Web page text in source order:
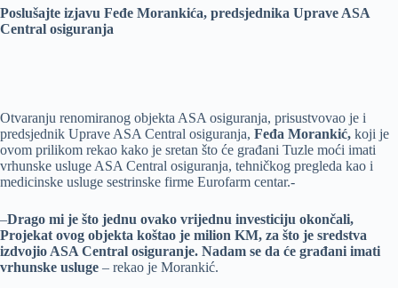
Poslušajte izjavu Feđe Morankića, predsjednika Uprave ASA
Central osiguranja
Otvaranju renomiranog objekta ASA osiguranja, prisustvovao je i
predsjednik Uprave ASA Central osiguranja, Feđa Morankić, koji je
ovom prilikom rekao kako je sretan što će građani Tuzle moći imati
vrhunske usluge ASA Central osiguranja, tehničkog pregleda kao i
medicinske usluge sestrinske firme Eurofarm centar.-
–Drago mi je što jednu ovako vrijednu investiciju okončali,
Projekat ovog objekta koštao je milion KM, za što je sredstva
izdvojio ASA Central osiguranje. Nadam se da će građani imati
vrhunske usluge – rekao je Morankić.